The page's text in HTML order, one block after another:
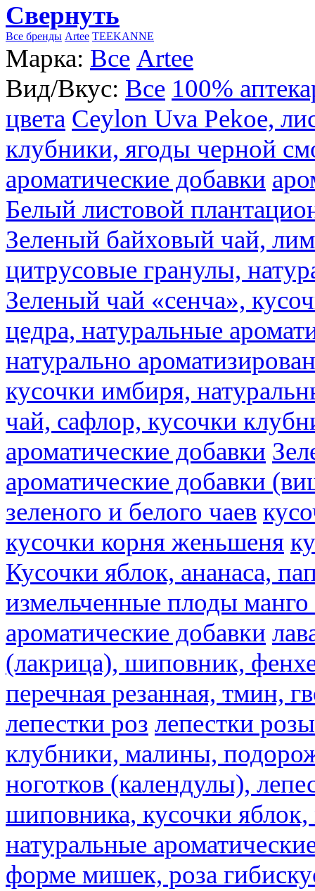
Свернуть
Все бренды Artee TEEKANNE
Марка: Все Artee
Вид/Вкус: Все 100%
цвета Ceylon Uva Pekoe,
клубники, ягоды черной
ароматические добавки
Белый листовой
Зеленый байховый чай,
цитрусовые гранулы,
Зеленый чай «сенча»,
цедра, натуральные
натурально
кусочки имбиря,
чай, сафлор, кусочки
ароматические добавки
ароматические добавки
зеленого и белого чаев
кусочки корня женьшеня
Кусочки яблок, ананаса,
измельченные плоды
ароматические добавки
(лакрица), шиповник,
перечная резанная, тмин,
лепестки роз лепестки розы
клубники, малины,
ноготков (календулы),
шиповника, кусочки
натуральные
форме мишек, роза